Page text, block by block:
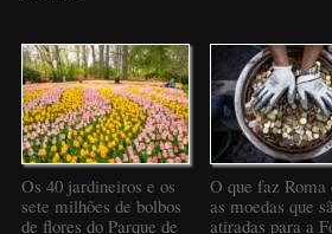
Os 40 jardineiros e os
sete milhões de bolbos
de flores do Parque de
O que faz Roma
as moedas que
atiradas para a